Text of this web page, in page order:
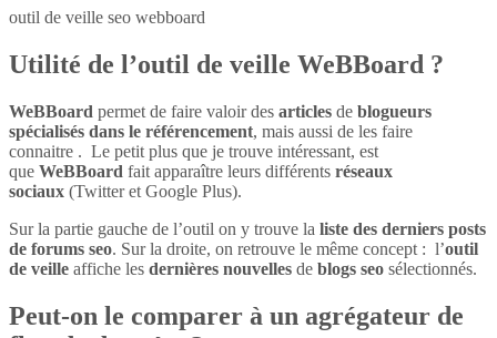
outil de veille seo webboard
Utilité de l’outil de veille WeBBoard ?
WeBBoard permet de faire valoir des articles de blogueurs
spécialisés dans le référencement, mais aussi de les faire
connaitre . Le petit plus que je trouve intéressant, est
que WeBBoard fait apparaître leurs différents réseaux
sociaux (Twitter et Google Plus).
Sur la partie gauche de l’outil on y trouve la liste des derniers posts
de forums seo. Sur la droite, on retrouve le même concept : l’outil
de veille affiche les dernières nouvelles de blogs seo sélectionnés.
Peut-on le comparer à un agrégateur de